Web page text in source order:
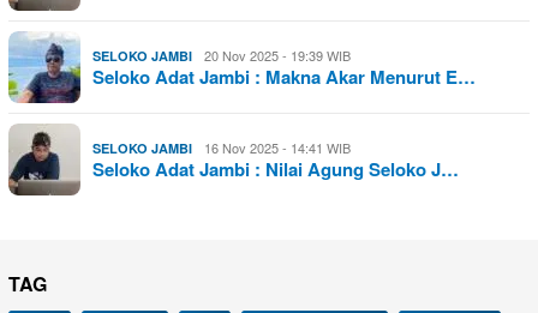
SELOKO JAMBI 20 Nov 2025 - 19:39 WIB
Seloko Adat Jambi : Makna Akar Menurut E…
SELOKO JAMBI 16 Nov 2025 - 14:41 WIB
Seloko Adat Jambi : Nilai Agung Seloko J…
TAG